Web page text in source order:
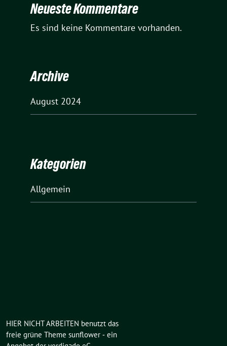
Neueste Kommentare
Es sind keine Kommentare vorhanden.
Archive
August 2024
Kategorien
Allgemein
HIER NICHT ARBEITEN benutzt das
freie grüne Theme sunflower ‐ ein